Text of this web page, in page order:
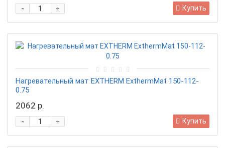
+
- Купить
Нагревательный мат EXTHERM ExthermMat 150-112-
0.75
2062 р.
+
- Купить